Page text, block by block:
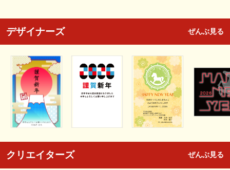
デザイナーズ ぜんぶ見る
クリエイターズ ぜんぶ見る